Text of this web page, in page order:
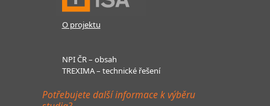
O projektu
NPI ČR – obsah
TREXIMA – technické řešení
Potřebujete další informace k výběru